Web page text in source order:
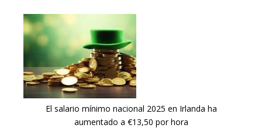
El salario mínimo nacional 2025 en Irlanda ha
aumentado a €13,50 por hora